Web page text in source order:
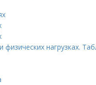
нагрузках.